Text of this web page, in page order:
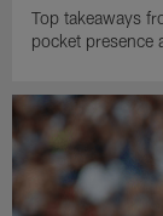
Top takeaways
pocket presence